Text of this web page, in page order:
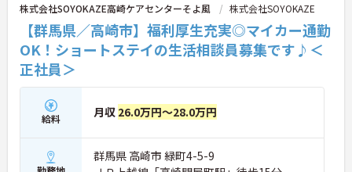
株式会社SOYOKAZE高崎ケアセンターそよ風 株式会社SOYOKAZE
【群馬県／高崎市】福利厚生充実◎マイカー通勤
OK！ショートステイの生活相談員募集です♪＜
正社員＞
給料 月収 26.0万円～28.0万円
群馬県 高崎市 緑町4-5-9